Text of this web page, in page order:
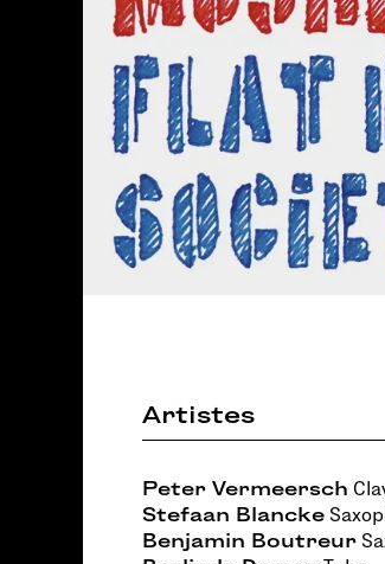
Artistes
Peter Vermeersch
Stefaan Blancke
Benjamin Boutreur